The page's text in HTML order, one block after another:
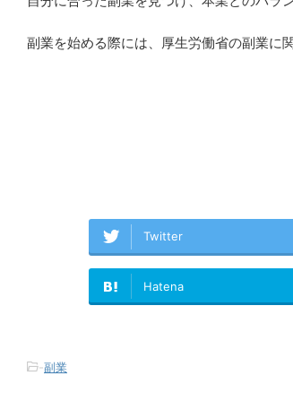
副業を始める際には、厚生労働省の副業に
Twitter
Hatena
-副業